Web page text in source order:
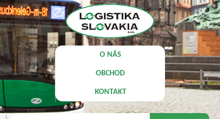
O NÁS
OBCHOD
KONTAKT